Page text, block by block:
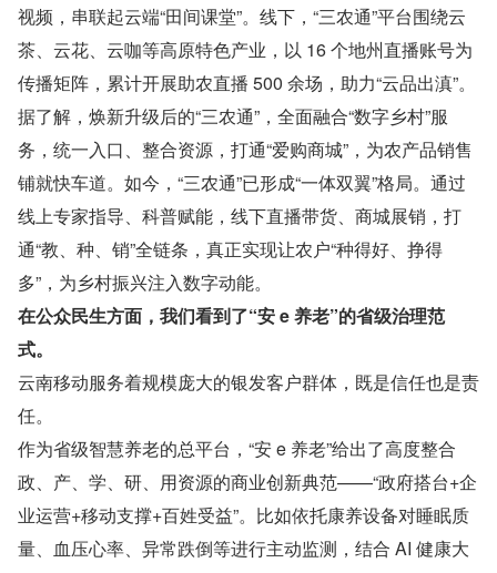
视频，串联起云端“田间课堂”。线下，“三农通”平台围绕云
茶、云花、云咖等高原特色产业，以 16 个地州直播账号为
传播矩阵，累计开展助农直播 500 余场，助力“云品出滇”。
据了解，焕新升级后的“三农通”，全面融合“数字乡村”服
务，统一入口、整合资源，打通“爱购商城”，为农产品销售
铺就快车道。如今，“三农通”已形成“一体双翼”格局。通过
线上专家指导、科普赋能，线下直播带货、商城展销，打
通“教、种、销”全链条，真正实现让农户“种得好、挣得
多”，为乡村振兴注入数字动能。
在公众民生方面，我们看到了“安 e 养老”的省级治理范
式。
云南移动服务着规模庞大的银发客户群体，既是信任也是责
任。
作为省级智慧养老的总平台，“安 e 养老”给出了高度整合
政、产、学、研、用资源的商业创新典范——“政府搭台+企
业运营+移动支撑+百姓受益”。比如依托康养设备对睡眠质
量、血压心率、异常跌倒等进行主动监测，结合 AI 健康大